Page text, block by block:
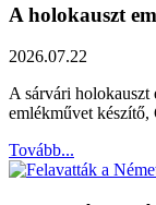
A holokauszt
2026.07.22
A sárvári holokauszt
emlékművet készítő,
Tovább...